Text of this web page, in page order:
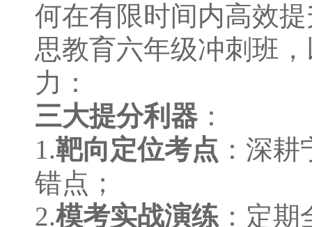
何在有限时间内高效
思教育六年级冲刺班
力：
三大提分利器：
1.靶向定位考点 ：深
错点；
2.模考实战演练 ：定